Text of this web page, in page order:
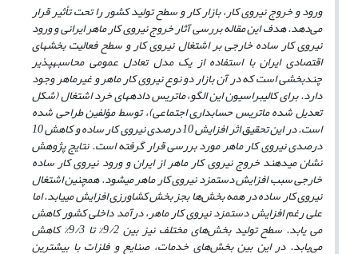
ورود و خروج نیروی کار، بازار کار و سطح تولید کشور را تحت تأثیر قرار
می‌دهد. هدف این مقاله بررسی آثار خروج نیروی کار ماهر ایرانی و ورود
نیروی کار ساده خارجی بر اشتغال نیروی کار و سطح فعالیت بخش­های
اقتصادی ایران با استفاده از یک مدل تعادل عمومی محاسبه­پذیر
چندبخشی است که در آن بازار دو نوع نیروی کار ماهر و غیرماهر وجود
دارد. برای کالیبراسیون این الگو، ماتریس دادههای خرد اشتغال (شکل
تعدیل شده ماتریس حسابداری اجتماعی)، توسط مؤلفین طراحی شده
است. در این تحقیق اثر افزایش 10 درصدی نیروی کار ساده و کاهش 10
درصدی نیروی کار ماهر مورد بررسی قرار گرفته است. نتایج پژوهش
نشان می­دهند خروج نیروی کار ماهر از ایران و ورود نیروی کار ساده
خارجی سبب افزایش دستمزد نیروی کار ماهر می­شود. همچنین اشتغال
نیروی کار ساده در همه بخش‌ها بجز بخش کشاورزی افزایش می­یابد. اما
علی رغم افزایش دستمزد نیروی کار ماهر، درآمد داخلی کشور کاهش
می یابد. سطح تولید بخش‌های مختلف نیز بین 9/2% تا 9/3% کاهش
می‌یابد. در این بین بخش‌های خدمات، صنایع و فلزات با بیشترین